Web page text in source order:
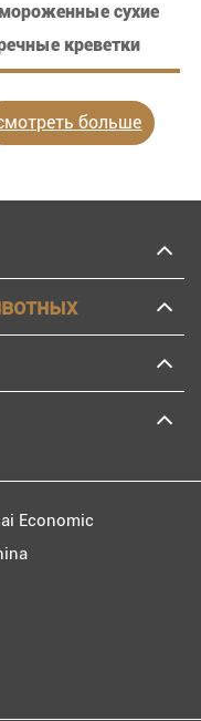
сухие
креветки
больше
Economic